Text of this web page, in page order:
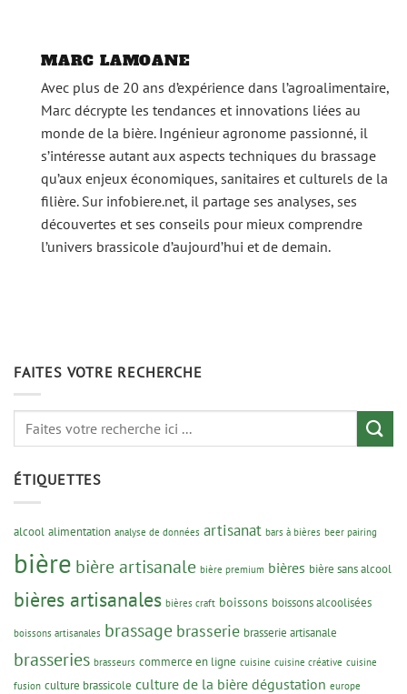
MARC LAMOANE
Avec plus de 20 ans d’expérience dans l’agroalimentaire,
Marc décrypte les tendances et innovations liées au
monde de la bière. Ingénieur agronome passionné, il
s’intéresse autant aux aspects techniques du brassage
qu’aux enjeux économiques, sanitaires et culturels de la
filière. Sur infobiere.net, il partage ses analyses, ses
découvertes et ses conseils pour mieux comprendre
l’univers brassicole d’aujourd’hui et de demain.
FAITES VOTRE RECHERCHE
ÉTIQUETTES
alcool alimentation analyse de données artisanat bars à bières beer pairing
bière bière artisanale bière premium bières bière sans alcool
bières artisanales bières craft boissons boissons alcoolisées
boissons artisanales brassage brasserie brasserie artisanale
brasseries brasseurs commerce en ligne cuisine cuisine créative cuisine
fusion culture brassicole culture de la bière dégustation europe